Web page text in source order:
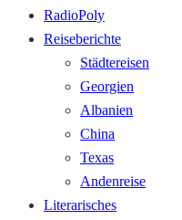
RadioPoly
Reiseberichte
Städtereisen
Georgien
Albanien
China
Texas
Andenreise
Literarisches